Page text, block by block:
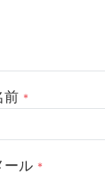
前 *
ール *